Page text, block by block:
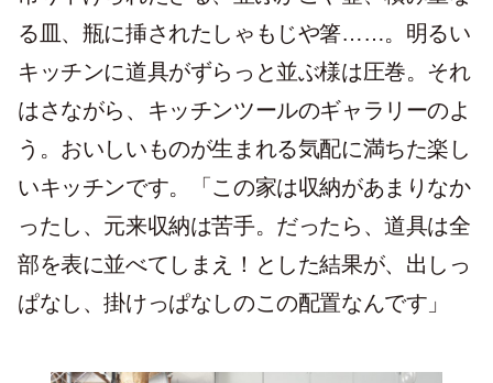
る皿、瓶に挿されたしゃもじや箸……。明るい
キッチンに道具がずらっと並ぶ様は圧巻。それ
はさながら、キッチンツールのギャラリーのよ
う。おいしいものが生まれる気配に満ちた楽し
いキッチンです。「この家は収納があまりなか
ったし、元来収納は苦手。だったら、道具は全
部を表に並べてしまえ！とした結果が、出しっ
ぱなし、掛けっぱなしのこの配置なんです」